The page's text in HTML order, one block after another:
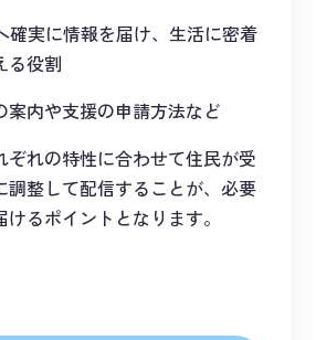
確実に情報を届け、生活に密着
る役割
や支援の申請方法など
ぞれの特性に合わせて住民が受
調整して配信することが、必要
るポイントとなります。